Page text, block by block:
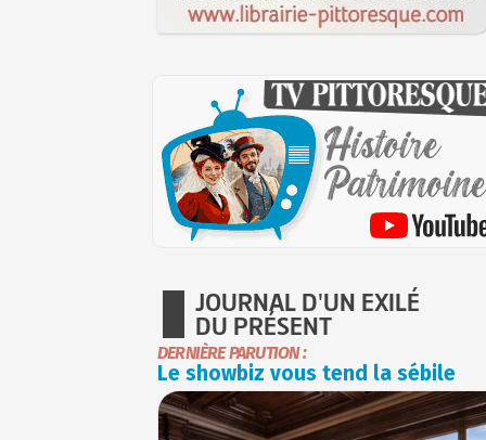
JOURNAL D'UN EXILÉ
DU PRÉSENT
DERNIÈRE PARUTION :
Le showbiz vous tend la sébile